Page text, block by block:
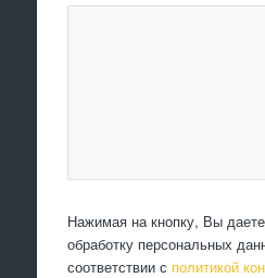
Нажимая на кнопку, Вы
обработку персональных
соответствии с политикой